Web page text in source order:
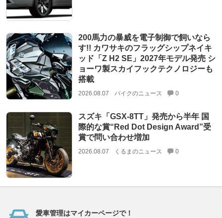
200馬力の暴威を電子制御で飼いなら
す!! カワサキのフラッグシップネイキ
ッド「Z H2 SE」2027年モデル発売 シ
ョーワ製スカイフックテクノロジーも
搭載
2026.08.07 バイクのニュース 0
スズキ「GSX-8TT」発売から半年 国
際的な賞“Red Dot Design Award”受
賞で問い合わせ増加
2026.08.07 くるまのニュース 0
愛車管理はマイカーページで！